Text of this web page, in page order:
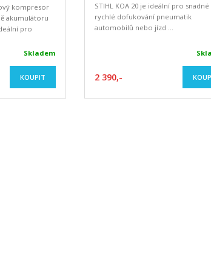
kompresor
akumulátoru
pro
Skladem
KOUPIT
STIHL KOA 20 je ideální pro snadné
rychlé dofukování pneumatik
automobilů nebo jízd ...
2 390,-